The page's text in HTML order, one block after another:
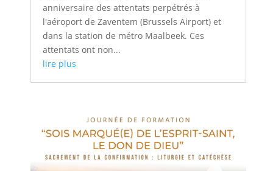
anniversaire des attentats perpétrés à
l'aéroport de Zaventem (Brussels Airport) et
dans la station de métro Maalbeek. Ces
attentats ont non...
lire plus